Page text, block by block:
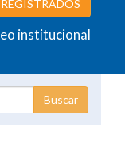
institucional